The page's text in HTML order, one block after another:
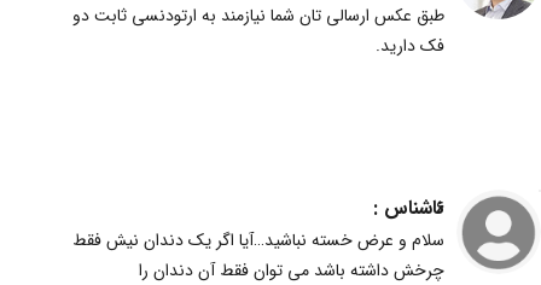
طبق عکس ارسالی تان شما نیازمند به ارتودنسی ثابت دو
فک دارید.
ناشناس :
سلام و عرض خسته نباشید…آیا اگر یک دندان نیش فقط
چرخش داشته باشد می توان فقط آن دندان را
6